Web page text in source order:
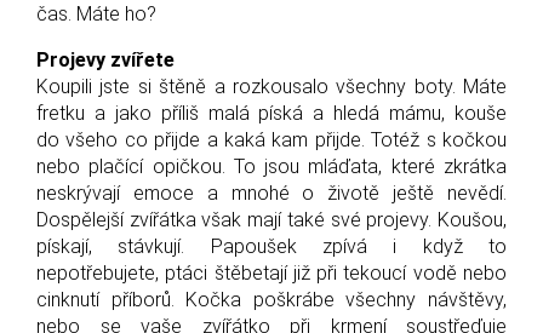
čas. Máte ho?
Projevy zvířete
Koupili jste si štěně a rozkousalo všechny boty. Máte
fretku a jako příliš malá píská a hledá mámu, kouše
do všeho co přijde a kaká kam přijde. Totéž s kočkou
nebo plačící opičkou. To jsou mláďata, které zkrátka
neskrývají emoce a mnohé o životě ještě nevědí.
Dospělejší zvířátka však mají také své projevy. Koušou,
pískají, stávkují. Papoušek zpívá i když to
nepotřebujete, ptáci štěbetají již při tekoucí vodě nebo
cinknutí příborů. Kočka poškrábe všechny návštěvy,
nebo se vaše zvířátko při krmení soustřeďuje